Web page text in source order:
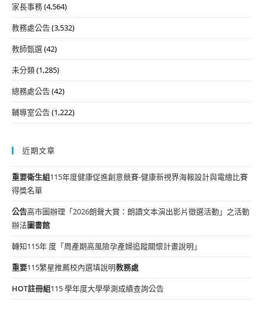
家長事務(4,564)
教務處公告(3,532)
教師甄選(42)
未分類(1,285)
總務處公告(42)
輔導室公告(1,222)
近期文章
重要衛生組115年度健康促進創意競賽-健康新視界海報設計與電繪比賽
得獎名單
公告高市圖辦理「2026朗聲大賞：朗讀文本演出影片徵選活動」之活動
辦法圖書館
轉知115年 度「周產期高風險孕產婦追蹤關懷計畫說明」
重要115繁星推薦校內選填說明教務處
HOT註冊組115 學年度大學學測成績查詢公告